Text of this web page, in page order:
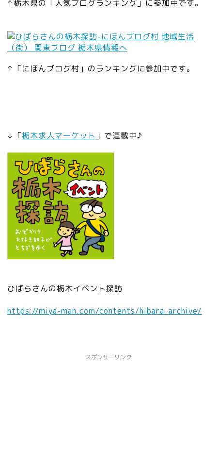
↑栃木県の「人気ブログランキング」に参加中です。
↑「にほんブログ村」のランキングに参加中です。
↓「栃木求人マーケット 」で連載中♪
ひばらさんの栃木イベント探訪
https://miya-man.com/contents/hibara_archive/
スポンサーリンク